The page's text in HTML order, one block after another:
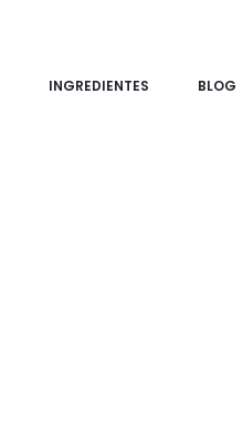
INGREDIENTES BLOG